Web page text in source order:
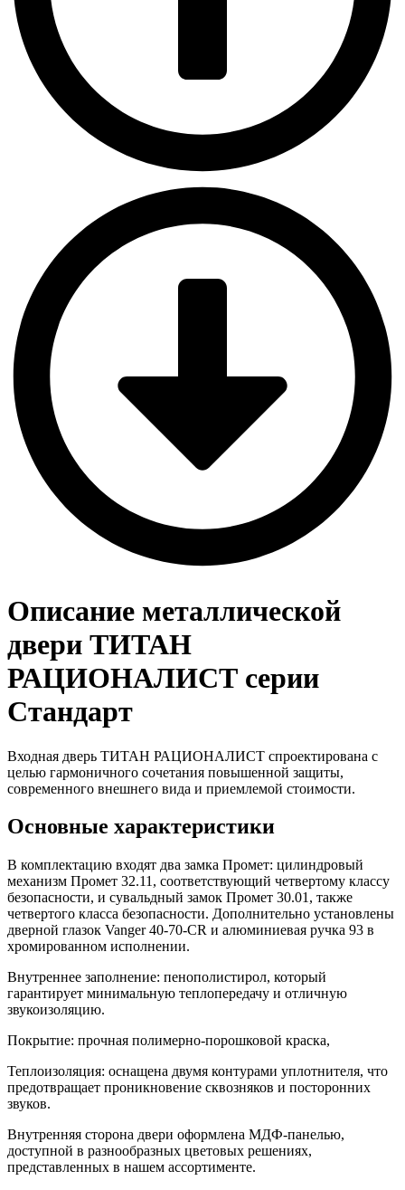
Описание металлической
двери ТИТАН
РАЦИОНАЛИСТ серии
Стандарт
Входная дверь ТИТАН РАЦИОНАЛИСТ спроектирована с
целью гармоничного сочетания повышенной защиты,
современного внешнего вида и приемлемой стоимости.
Основные характеристики
В комплектацию входят два замка Промет: цилиндровый
механизм Промет 32.11, соответствующий четвертому классу
безопасности, и сувальдный замок Промет 30.01, также
четвертого класса безопасности. Дополнительно установлены
дверной глазок Vanger 40-70-CR и алюминиевая ручка 93 в
хромированном исполнении.
Внутреннее заполнение: пенополистирол, который
гарантирует минимальную теплопередачу и отличную
звукоизоляцию.
Покрытие: прочная полимерно-порошковой краска,
Теплоизоляция: оснащена двумя контурами уплотнителя, что
предотвращает проникновение сквозняков и посторонних
звуков.
Внутренняя сторона двери оформлена МДФ-панелью,
доступной в разнообразных цветовых решениях,
представленных в нашем ассортименте.